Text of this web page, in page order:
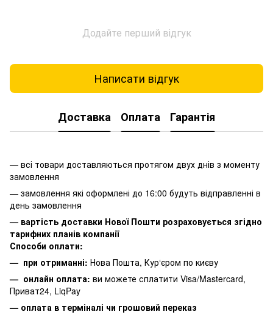
Додайте перший відгук
Написати відгук
Доставка Оплата Гарантія
— всі товари доставляються протягом двух днів з моменту
замовлення
— замовлення які оформлені до 16:00 будуть відправленні в
день замовлення
— вартість доставки Нової Пошти розраховується згідно
тарифних планів компанії
Способи оплати:
— при отриманні: Нова Пошта, Кур‘єром по києву
— онлайн оплата: ви можете сплатити Visa/Mastercard,
Приват24, LiqPay
— оплата в терміналі чи грошовий переказ